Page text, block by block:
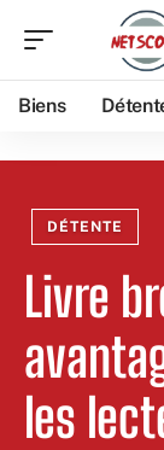
Biens
DÉTENTE
Livre
les